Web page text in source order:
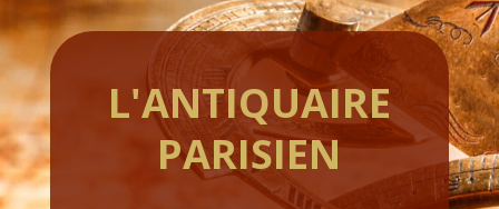
L'ANTIQUAIRE
PARISIEN